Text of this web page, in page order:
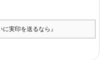
実印を送るなら』